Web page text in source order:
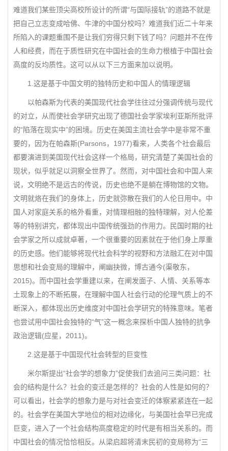
难道我们某些顶尖高校所设计的所谓“与国际接轨”的道路不就是
把自己立志变成哈佛、牛津的中国分校吗？难道我们近二十年来
所陷入的课题重围不是让我们穷得只剩下钱了吗？问题并不在传
人和经费，而在于质性研究在中国社会的生命力根植于中国社会
高度的反均质性。这可以从以下三方面来加以说明。
1.这是基于中国文明的独特历史和中国人的情理逻辑
以帕森斯为代表的美国现代社会学往往过分强调传统与现代
的对立，从而使社会学研究出现了德国社会学家埃利亚斯所批评
的“陷落在现实中”的困境。历史在美国主流社会学中是非常不重
要的，因为在帕森斯(Parsons，1977)看来，人类各个社会最后
都要演进到美国现代社会这样一个格局，研究清楚了美国社会的
现状，似乎就足以洞察全世界了。然而，对中国社会和中国人来
说，文明绝不是远古的传说，历史也绝不是躺在博物馆的文物。
文明就烙在我们的身体上，历史就弥散在我们的人伦日用中。中
国人对家庭关系的格外看重，对情理相融的独特理解，对人伦差
等的特别讲究，都体现出中国传统强劲的作用力。民国时期的社
会学家之所以成就卓著，一个很重要的因素就在于他们身上厚重
的历史感。他们能够将现代社会科学的视野和方法融汇在对中国
思想和社会变局的理解中，阐幽抉微，博古通今(渠敬东，
2015)。而中国社会学重建以来，在阐发面子、人情、关系等本
土现象上的不断拓展，在理解中国人社会行动的伦理气质上的不
断深入，都体现出历史维度对中国社会学研究的特殊意味。笔者
也尝试用中国社会独特的“气”这一概念来探析中国人独特的抗争
政治逻辑(应星，2011)。
2.这是基于中国现代社会转型的巨变性
米尔斯提出“社会学的想象力”促使我们去追问三类问题：社
会的结构是什么？社会的变迁是怎样的？社会的人性是如何的？
可以看出，社会学的想象力是与对社会变迁的体察紧紧连在一起
的。社会学在美国大学地位的相对边缘化，与美国社会早已完成
巨变，进入了一个社会结构高度稳定的时代是有相当关系的。而
中国社会的情况恰恰相反。从梁启超将清末民初的变局称为“三